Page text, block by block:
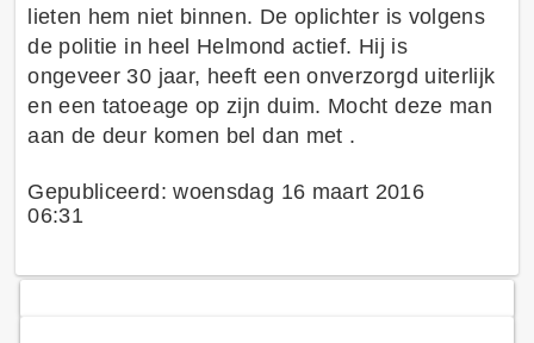
lieten hem niet binnen. De oplichter is volgens
de politie in heel Helmond actief. Hij is
ongeveer 30 jaar, heeft een onverzorgd uiterlijk
en een tatoeage op zijn duim. Mocht deze man
aan de deur komen bel dan met .
Gepubliceerd: woensdag 16 maart 2016
06:31